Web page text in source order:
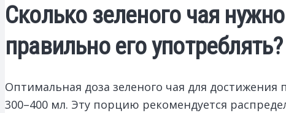
Сколько зеленого чая
правильно его употреблять?
Оптимальная доза зеленого чая для достижения
300–400 мл. Эту порцию рекомендуется